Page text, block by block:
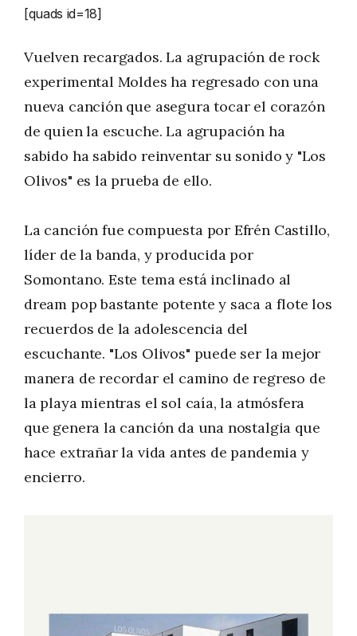
[quads id=18]
Vuelven recargados. La agrupación de rock
experimental Moldes ha regresado con una
nueva canción que asegura tocar el corazón
de quien la escuche. La agrupación ha
sabido ha sabido reinventar su sonido y "Los
Olivos" es la prueba de ello.
La canción fue compuesta por Efrén Castillo,
líder de la banda, y producida por
Somontano. Este tema está inclinado al
dream pop bastante potente y saca a flote los
recuerdos de la adolescencia del
escuchante. "Los Olivos" puede ser la mejor
manera de recordar el camino de regreso de
la playa mientras el sol caía, la atmósfera
que genera la canción da una nostalgia que
hace extrañar la vida antes de pandemia y
encierro.